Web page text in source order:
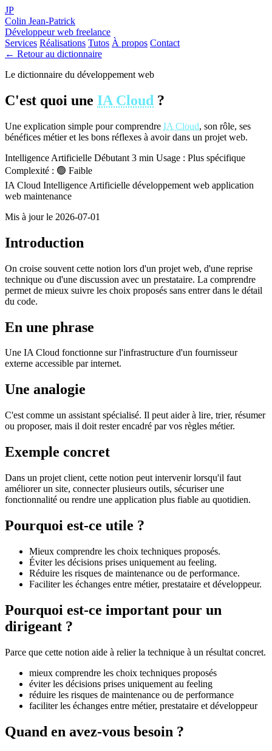
JP
Colin Jean-Patrick
Développeur web freelance
Services Réalisations Tutos À propos Contact
← Retour au dictionnaire
Le dictionnaire du développement web
C'est quoi une IA Cloud ?
Une explication simple pour comprendre IA Cloud, son rôle, ses
bénéfices métier et les bons réflexes à avoir dans un projet web.
Intelligence Artificielle Débutant 3 min Usage : Plus spécifique
Complexité : 🟢 Faible
IA Cloud Intelligence Artificielle développement web application
web maintenance
Mis à jour le 2026-07-01
Introduction
On croise souvent cette notion lors d'un projet web, d'une reprise
technique ou d'une discussion avec un prestataire. La comprendre
permet de mieux suivre les choix proposés sans entrer dans le détail
du code.
En une phrase
Une IA Cloud fonctionne sur l'infrastructure d'un fournisseur
externe accessible par internet.
Une analogie
C'est comme un assistant spécialisé. Il peut aider à lire, trier, résumer
ou proposer, mais il doit rester encadré par vos règles métier.
Exemple concret
Dans un projet client, cette notion peut intervenir lorsqu'il faut
améliorer un site, connecter plusieurs outils, sécuriser une
fonctionnalité ou rendre une application plus fiable au quotidien.
Pourquoi est-ce utile ?
Mieux comprendre les choix techniques proposés.
Éviter les décisions prises uniquement au feeling.
Réduire les risques de maintenance ou de performance.
Faciliter les échanges entre métier, prestataire et développeur.
Pourquoi est-ce important pour un
dirigeant ?
Parce que cette notion aide à relier la technique à un résultat concret.
mieux comprendre les choix techniques proposés
éviter les décisions prises uniquement au feeling
réduire les risques de maintenance ou de performance
faciliter les échanges entre métier, prestataire et développeur
Quand en avez-vous besoin ?